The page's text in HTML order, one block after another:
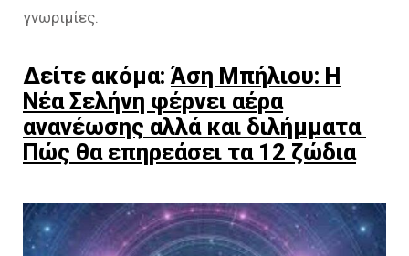
γνωριμίες.
Δείτε ακόμα: Άση Μπήλιου: Η
Νέα Σελήνη φέρνει αέρα
ανανέωσης αλλά και διλήμματα
Πώς θα επηρεάσει τα 12 ζώδια